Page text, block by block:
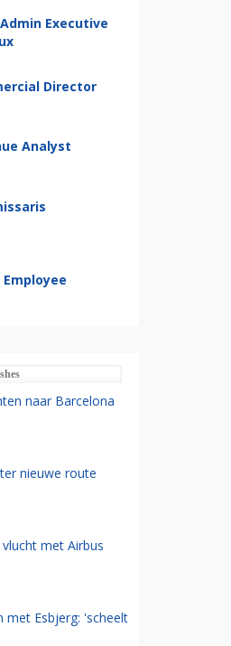
Executive
Director
Analyst
naar Barcelona
nieuwe route
met Airbus
met Esbjerg: 'scheelt